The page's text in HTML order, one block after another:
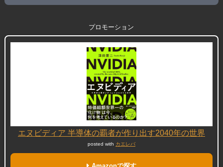
プロモーション
エヌビディア 半導体の覇者が作り出す2040年の世界
posted with カエレバ